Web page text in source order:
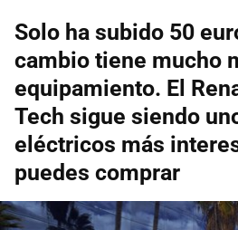
Solo ha subido 50
cambio tiene mucho
equipamiento. El
Tech sigue siendo
eléctricos más
puedes comprar